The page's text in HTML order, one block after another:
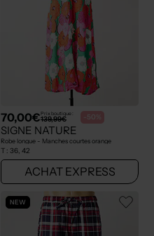
70,00€Prix boutique :
139,99€ -50%
SIGNE NATURE
Robe longue - Manches courtes orange
T : 36, 42
ACHAT EXPRESS
NEW